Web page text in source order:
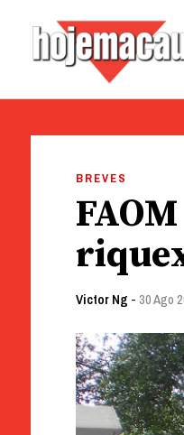
BREVES
Victor Ng - 30 Ago